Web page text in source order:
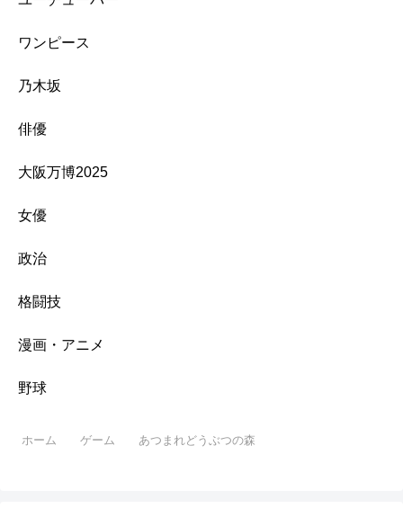
ワンピース
乃木坂
俳優
大阪万博2025
女優
政治
格闘技
漫画・アニメ
野球
ホーム ゲーム あつまれどうぶつの森